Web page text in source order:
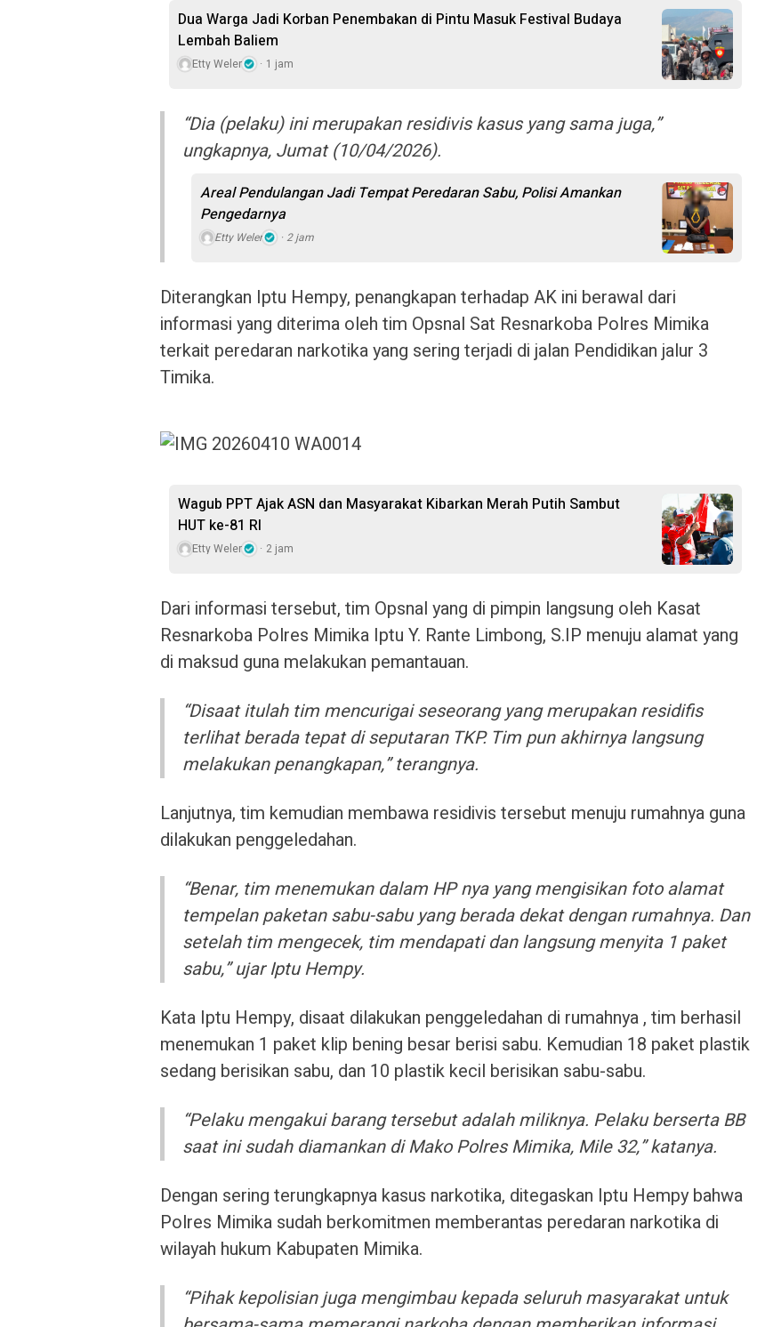
Dua Warga Jadi Korban Penembakan di Pintu Masuk Festival Budaya
Lembah Baliem
Etty Weler 1 jam
“Dia (pelaku) ini merupakan residivis kasus yang sama juga,”
ungkapnya, Jumat (10/04/2026).
Areal Pendulangan Jadi Tempat Peredaran Sabu, Polisi Amankan
Pengedarnya
Etty Weler 2 jam
Diterangkan Iptu Hempy, penangkapan terhadap AK ini berawal dari
informasi yang diterima oleh tim Opsnal Sat Resnarkoba Polres Mimika
terkait peredaran narkotika yang sering terjadi di jalan Pendidikan jalur 3
Timika.
Wagub PPT Ajak ASN dan Masyarakat Kibarkan Merah Putih Sambut
HUT ke-81 RI
Etty Weler 2 jam
Dari informasi tersebut, tim Opsnal yang di pimpin langsung oleh Kasat
Resnarkoba Polres Mimika Iptu Y. Rante Limbong, S.IP menuju alamat yang
di maksud guna melakukan pemantauan.
“Disaat itulah tim mencurigai seseorang yang merupakan residifis
terlihat berada tepat di seputaran TKP. Tim pun akhirnya langsung
melakukan penangkapan,” terangnya.
Lanjutnya, tim kemudian membawa residivis tersebut menuju rumahnya guna
dilakukan penggeledahan.
“Benar, tim menemukan dalam HP nya yang mengisikan foto alamat
tempelan paketan sabu-sabu yang berada dekat dengan rumahnya. Dan
setelah tim mengecek, tim mendapati dan langsung menyita 1 paket
sabu,” ujar Iptu Hempy.
Kata Iptu Hempy, disaat dilakukan penggeledahan di rumahnya , tim berhasil
menemukan 1 paket klip bening besar berisi sabu. Kemudian 18 paket plastik
sedang berisikan sabu, dan 10 plastik kecil berisikan sabu-sabu.
“Pelaku mengakui barang tersebut adalah miliknya. Pelaku berserta BB
saat ini sudah diamankan di Mako Polres Mimika, Mile 32,” katanya.
Dengan sering terungkapnya kasus narkotika, ditegaskan Iptu Hempy bahwa
Polres Mimika sudah berkomitmen memberantas peredaran narkotika di
wilayah hukum Kabupaten Mimika.
“Pihak kepolisian juga mengimbau kepada seluruh masyarakat untuk